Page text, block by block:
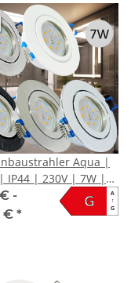
Aqua |
IP44 | 230V | 7W |
€ -
€ *
A
↑
G
G